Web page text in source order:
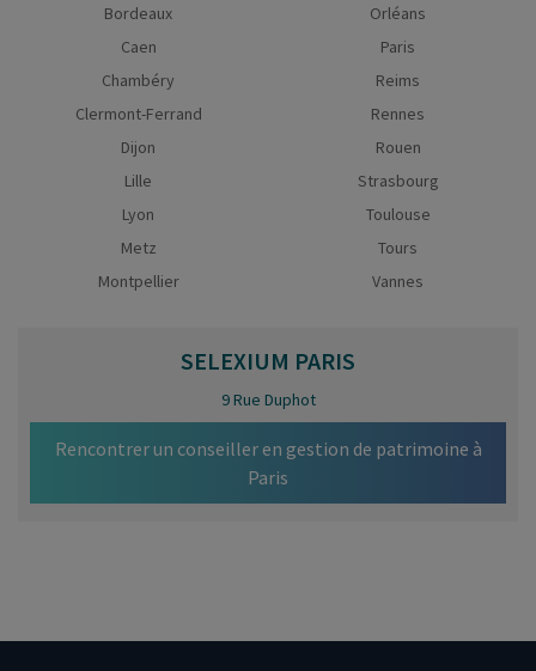
Bordeaux
Caen
Chambéry
Clermont-Ferrand
Dijon
Lille
Lyon
Metz
Montpellier
Orléans
Paris
Reims
Rennes
Rouen
Strasbourg
Toulouse
Tours
Vannes
SELEXIUM PARIS
9 Rue Duphot
Rencontrer un conseiller en gestion de patrimoine à
Paris